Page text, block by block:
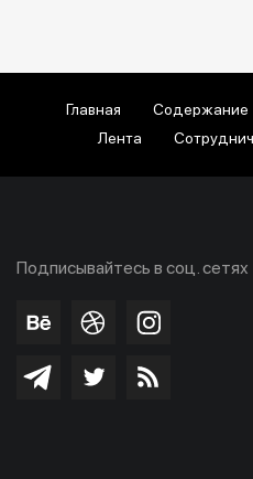
Главная Содержание
Лента
Подписывайтесь в соц. сетях